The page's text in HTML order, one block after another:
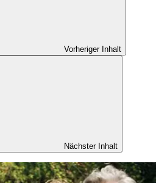
Vorheriger Inhalt
Nächster Inhalt